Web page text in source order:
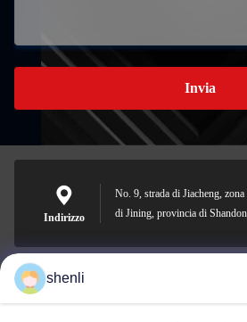
Invia
Indirizzo
No. 9, strada di Jiacheng,
di Jining, provincia di
shenli@shenlirigging.com
shenli